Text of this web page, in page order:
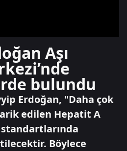
Aşı
bulundu
Erdoğan, "Daha çok
edilen Hepatit A
standartlarında
Böylece